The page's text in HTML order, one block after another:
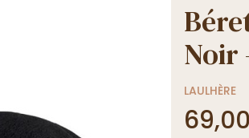
Noir
LAULHÈRE